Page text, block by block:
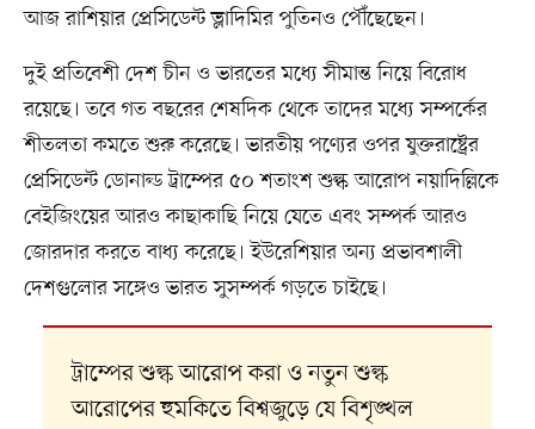
আজ রাশিয়ার প্রেসিডেন্ট ভ্লাদিমির পুতিনও পৌঁছেছেন।
দুই প্রতিবেশী দেশ চীন ও ভারতের মধ্যে সীমান্ত নিয়ে বিরোধ
রয়েছে। তবে গত বছরের শেষদিক থেকে তাদের মধ্যে সম্পর্কের
শীতলতা কমতে শুরু করেছে। ভারতীয় পণ্যের ওপর যুক্তরাষ্ট্রের
প্রেসিডেন্ট ডোনাল্ড ট্রাম্পের ৫০ শতাংশ শুল্ক আরোপ নয়াদিল্লিকে
বেইজিংয়ের আরও কাছাকাছি নিয়ে যেতে এবং সম্পর্ক আরও
জোরদার করতে বাধ্য করেছে। ইউরেশিয়ার অন্য প্রভাবশালী
দেশগুলোর সঙ্গেও ভারত সুসম্পর্ক গড়তে চাইছে।
ট্রাম্পের শুল্ক আরোপ করা ও নতুন শুল্ক
আরোপের হুমকিতে বিশ্বজুড়ে যে বিশৃঙ্খল